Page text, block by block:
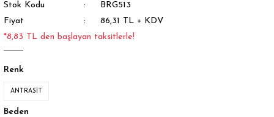
Stok Kodu
BRG513
Fiyat
86,31 TL + KDV
*8,83 TL den başlayan taksitlerle!
Renk
ANTRASİT
Beden